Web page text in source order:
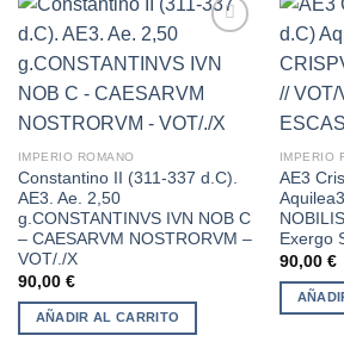
Añadir
lista de
IMPERIO ROMANO
Constantino II (311-337 d.C).
AE3. Ae. 2,50
g.CONSTANTINVS IVN NOB C
– CAESARVM NOSTRORVM –
VOT/./X
90,00 €
AÑADIR AL CARRITO
IMPERIO
AE3
Exergo
90,00 €